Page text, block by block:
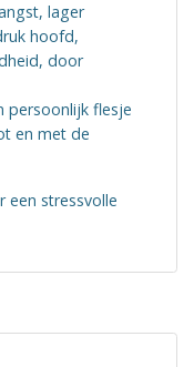
lager
hoofd,
door
persoonlijk flesje
en met de
een stressvolle